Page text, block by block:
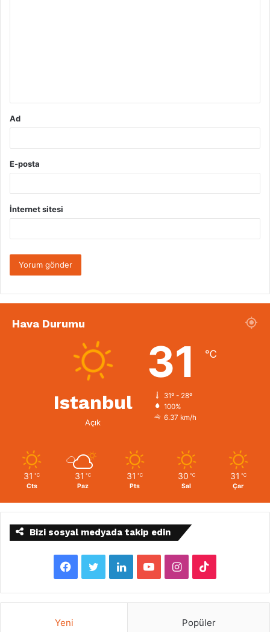
Ad
E-posta
İnternet sitesi
Hava Durumu
Istanbul
Açık
31 ℃
31º - 28º
100%
6.37 km/h
31 ℃
Cts
31 ℃
Paz
31 ℃
Pts
30 ℃
Sal
31 ℃
Çar
Bizi sosyal medyada takip edin
a
w
L
i
o
I
n
i
Yeni Popüler